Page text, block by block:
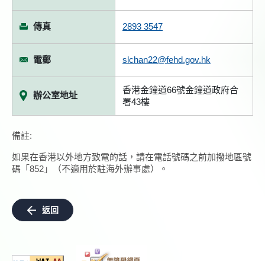
傳真 2893 3547
電郵 slchan22@fehd.gov.hk
辦公室地址
香港金鐘道66號金鐘道政府合
署43樓
備註:
如果在香港以外地方致電的話，請在電話號碼之前加撥地區號
碼「852」（不適用於駐海外辦事處）。
返回